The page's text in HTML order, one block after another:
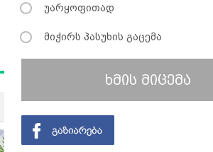
უარყოფითად
მიჭირს პასუხის გაცემა
ხმის მიცემა